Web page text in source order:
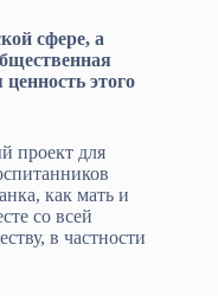
сфере, а
этого
проект для
как мать и
со всей
в частности